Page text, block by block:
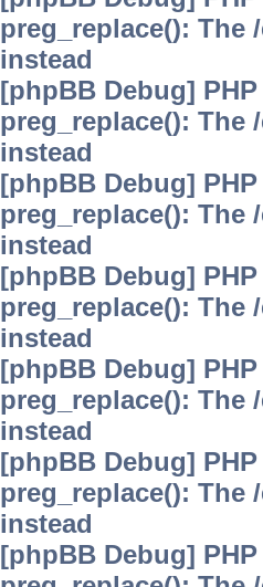
preg_replace(): The
instead
[phpBB Debug]
preg_replace(): The
instead
[phpBB Debug]
preg_replace(): The
instead
[phpBB Debug]
preg_replace(): The
instead
[phpBB Debug]
preg_replace(): The
instead
[phpBB Debug]
preg_replace(): The
instead
[phpBB Debug]